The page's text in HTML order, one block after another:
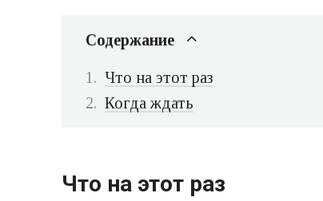
Содержание
Что на этот раз
Когда ждать
Что на этот раз